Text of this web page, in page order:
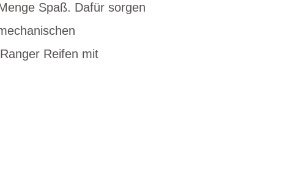
Spaß. Dafür sorgen
Reifen mit